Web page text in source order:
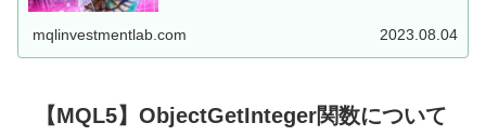
mqlinvestmentlab.com 2023.08.04
【MQL5】ObjectGetInteger関数について